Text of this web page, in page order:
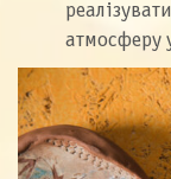
атмосферу